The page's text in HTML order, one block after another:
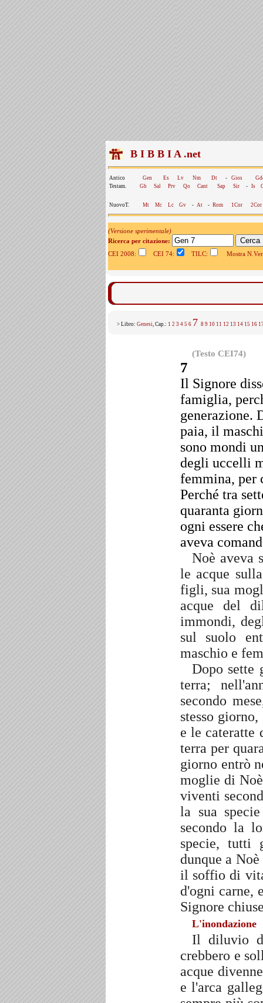
B I B B I A .net
Antico Gen Es Lv Nm Dt - Gios
Testam.
Gb Sal Prv Qo Cant Sap Sir - Is
NuovoT. Mt Mc Lc Gv - At - Rom 1Cor 2Cor
(Versione sperimentale)
Ricerca per citazione:
CEI 2008:
CEI 74: TILC: Mostra
> Libro: Genesi, Cap.: 1 2 3 4 5 6 7 8 9 10 11 12 13 14 15 16
(Testo CEI74)
7
Il Signore
famiglia,
generazione.
paia, il
sono mondi
degli uccelli
femmina, per
Perché tra
quaranta
ogni essere
aveva
Noè aveva
le acque
figli, sua
acque del
immondi,
sul suolo
maschio e
Dopo sette
terra;
secondo
stesso
e le cateratte
terra per
giorno entrò
moglie di
viventi
la sua
secondo la
specie, tutti
dunque a
il soffio di
d'ogni carne,
Signore
L'inondazione
Il diluvio
crebbero e
acque
e l'arca